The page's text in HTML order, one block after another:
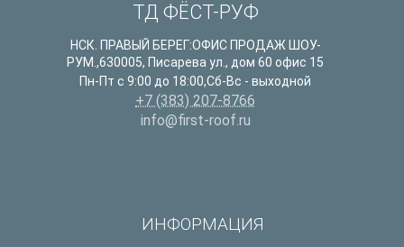
ТД ФЁСТ-РУФ
НСК. ПРАВЫЙ БЕРЕГ:ОФИС ПРОДАЖ ШОУ-
РУМ.,630005, Писарева ул., дом 60 офис 15
Пн-Пт с 9:00 до 18:00,Сб-Вс - выходной
+7 (383) 207-8766
info@first-roof.ru
ИНФОРМАЦИЯ